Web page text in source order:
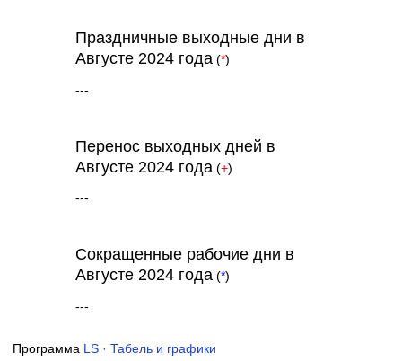
Праздничные выходные дни в
Августе 2024 года (*)
---
Перенос выходных дней в
Августе 2024 года (+)
---
Сокращенные рабочие дни в
Августе 2024 года (*)
---
Программа LS · Табель и графики